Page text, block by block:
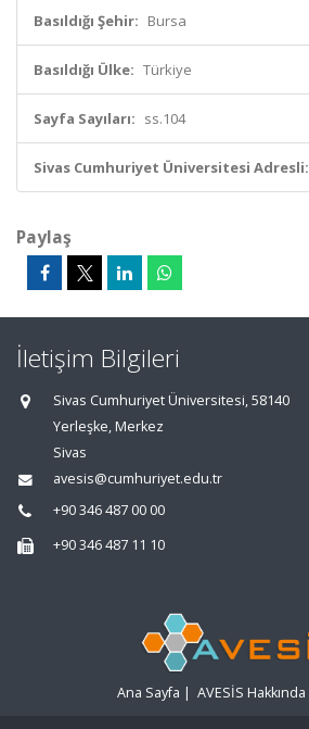
Basıldığı Şehir: Bursa
Basıldığı Ülke: Türkiye
Sayfa Sayıları: ss.104
Sivas Cumhuriyet Üniversitesi Adresli:
Paylaş
İletişim Bilgileri
Sivas Cumhuriyet Üniversitesi, 58140
Yerleşke, Merkez
Sivas
avesis@cumhuriyet.edu.tr
+90 346 487 00 00
+90 346 487 11 10
Ana Sayfa | AVESİS Hakkında